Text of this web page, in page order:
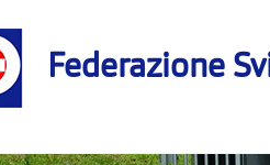
Federazione